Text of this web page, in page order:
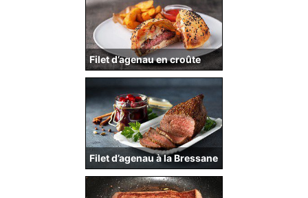
Filet d’agenau à la Bressane
Filet d’agenau en croûte